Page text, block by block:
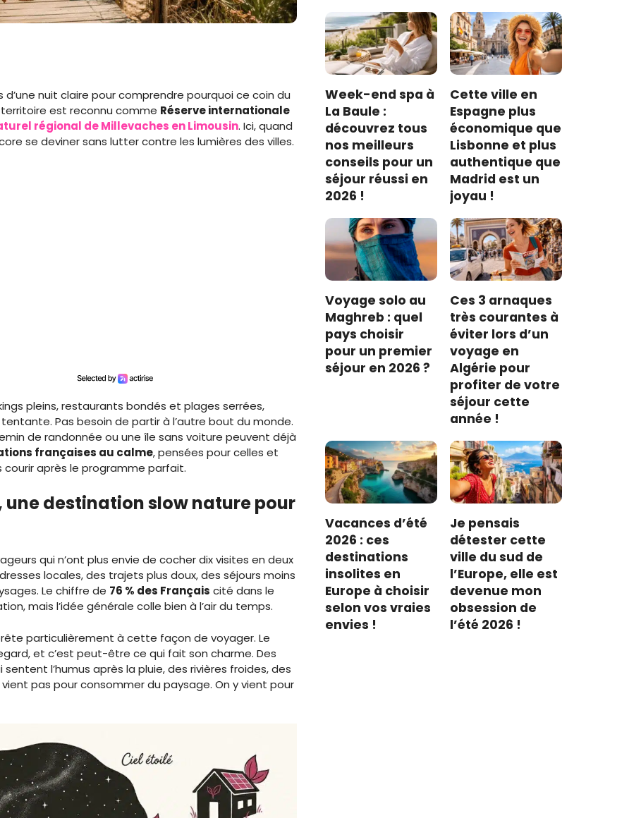
nuit claire pour comprendre pourquoi ce coin du
territoire est reconnu comme Réserve internationale
régional de Millevaches en Limousin. Ici, quand
se deviner sans lutter contre les lumières des villes.
pleins, restaurants bondés et plages serrées,
Pas besoin de partir à l’autre bout du monde.
de randonnée ou une île sans voiture peuvent déjà
françaises au calme, pensées pour celles et
courir après le programme parfait.
une destination slow nature pour
qui n’ont plus envie de cocher dix visites en deux
locales, des trajets plus doux, des séjours moins
Le chiffre de 76 % des Français cité dans le
mais l’idée générale colle bien à l’air du temps.
particulièrement à cette façon de voyager. Le
et c’est peut-être ce qui fait son charme. Des
l’humus après la pluie, des rivières froides, des
pas pour consommer du paysage. On y vient pour
Week-end spa à
La Baule :
découvrez tous
nos meilleurs
conseils pour un
séjour réussi en
2026 !
Cette ville en
Espagne plus
économique que
Lisbonne et plus
authentique que
Madrid est un
joyau !
Voyage solo au
Maghreb : quel
pays choisir
pour un premier
séjour en 2026 ?
Ces 3 arnaques
très courantes à
éviter lors d’un
voyage en
Algérie pour
profiter de votre
séjour cette
année !
Vacances d’été
2026 : ces
destinations
insolites en
Europe à choisir
selon vos vraies
envies !
Je pensais
détester cette
ville du sud de
l’Europe, elle est
devenue mon
obsession de
l’été 2026 !